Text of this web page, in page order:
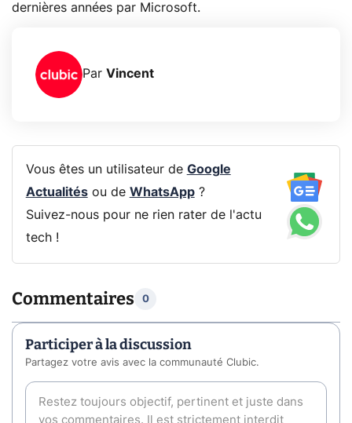
dernières années par Microsoft.
Par Vincent
Vous êtes un utilisateur de Google
Actualitésou de WhatsApp?
Suivez-nous pour ne rien rater de l'actu
tech !
Commentaires 0
Participer à la discussion
Partagez votre avis avec la communauté Clubic.